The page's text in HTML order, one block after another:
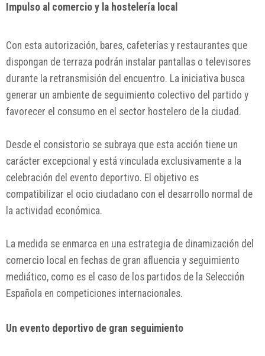
Impulso al comercio y la hostelería local
Con esta autorización, bares, cafeterías y restaurantes que
dispongan de terraza podrán instalar pantallas o televisores
durante la retransmisión del encuentro. La iniciativa busca
generar un ambiente de seguimiento colectivo del partido y
favorecer el consumo en el sector hostelero de la ciudad.
Desde el consistorio se subraya que esta acción tiene un
carácter excepcional y está vinculada exclusivamente a la
celebración del evento deportivo. El objetivo es
compatibilizar el ocio ciudadano con el desarrollo normal de
la actividad económica.
La medida se enmarca en una estrategia de dinamización del
comercio local en fechas de gran afluencia y seguimiento
mediático, como es el caso de los partidos de la Selección
Española en competiciones internacionales.
Un evento deportivo de gran seguimiento